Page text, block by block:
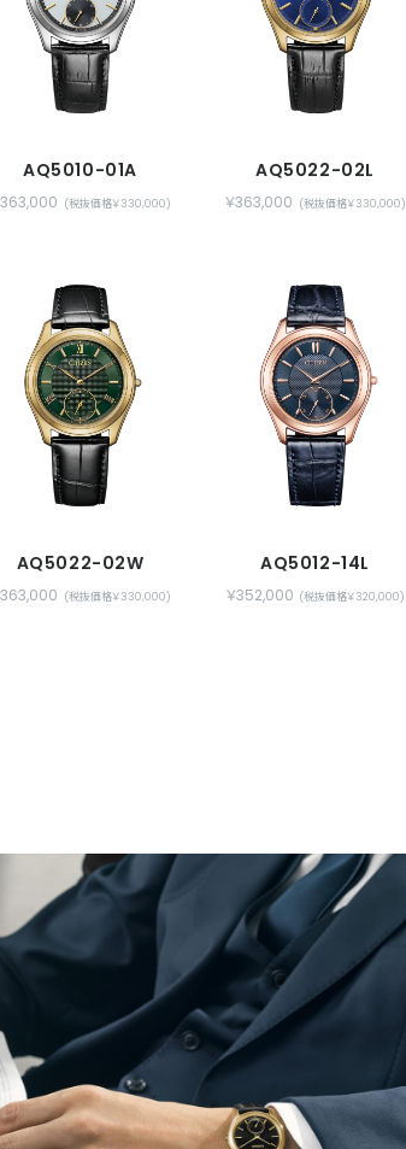
AQ5010-01A
363,000 (税抜価格￥330,000)
AQ5022-02L
￥363,000 (税抜価格￥330,000)
AQ5022-02W
363,000 (税抜価格￥330,000)
AQ5012-14L
￥352,000 (税抜価格￥320,000)